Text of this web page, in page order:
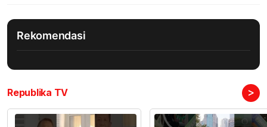
Rekomendasi
Republika TV >